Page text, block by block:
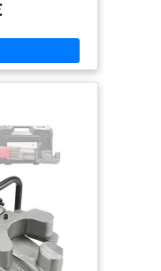
outils en métal
qui peut
la rendant
dans différents
: Convient au
en carbone,
: Fabriqué
lors d'une
compact et
lors d'une
résistance :
améliorés
pliage à long
;
pour
le pliage.